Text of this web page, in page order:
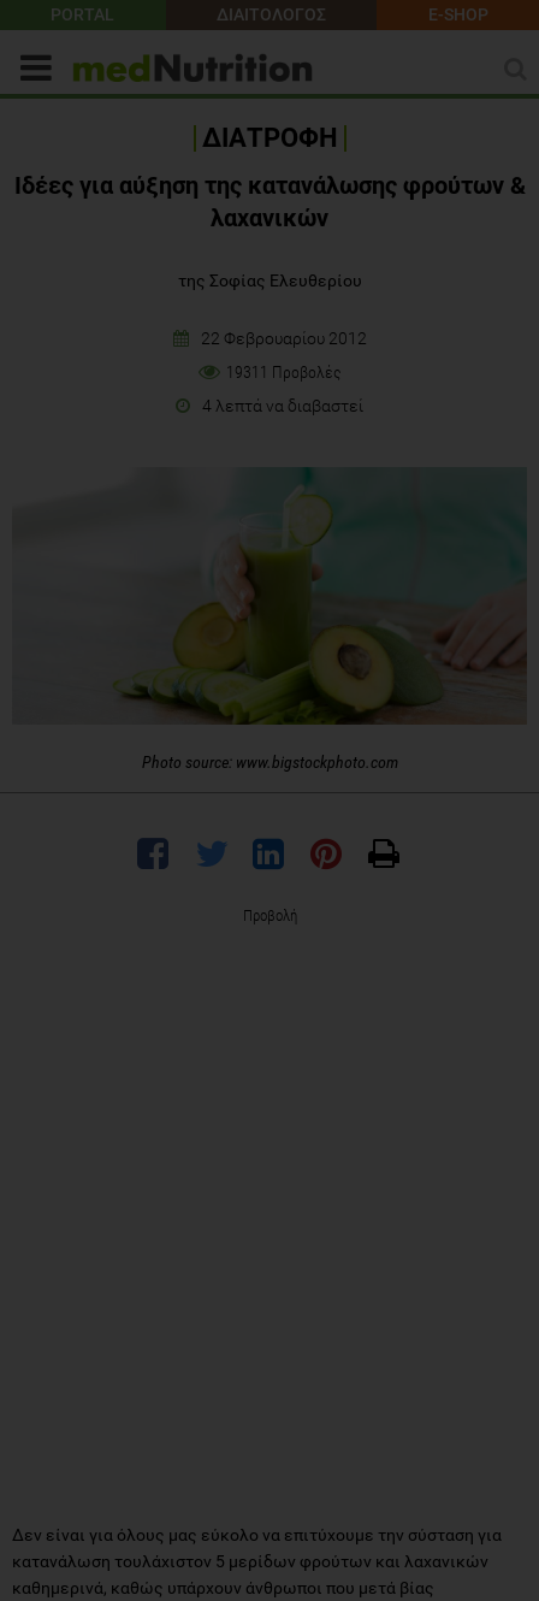
PORTAL ΔΙΑΙΤΟΛΟΓΟΣ E-SHOP
ΔΙΑΤΡΟΦΗ
Ιδέες για αύξηση της κατανάλωσης φρούτων &
λαχανικών
της Σοφίας Ελευθερίου
22 Φεβρουαρίου 2012
19311 Προβολές
4 λεπτά να διαβαστεί
Photo source: www.bigstockphoto.com
Προβολή
Δεν είναι για όλους μας εύκολο να επιτύχουμε την σύσταση για
κατανάλωση τουλάχιστον 5 μερίδων φρούτων και λαχανικών
καθημερινά, καθώς υπάρχουν άνθρωποι που μετά βίας